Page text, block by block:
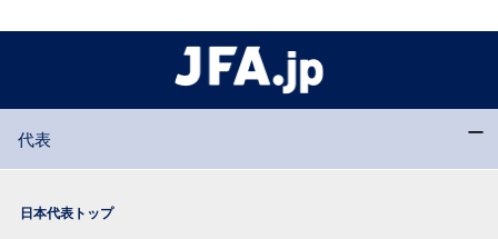
代表
日本代表トップ